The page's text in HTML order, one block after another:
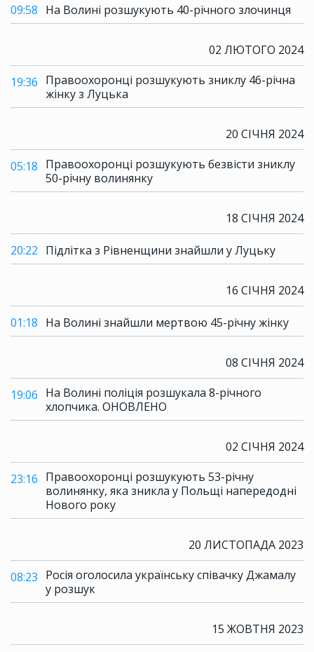
09:58 На Волині розшукують 40-річного злочинця
02 ЛЮТОГО 2024
19:36 Правоохоронці розшукують зниклу 46-річна
жінку з Луцька
20 СІЧНЯ 2024
05:18 Правоохоронці розшукують безвісти зниклу
50-річну волинянку
18 СІЧНЯ 2024
20:22 Підлітка з Рівненщини знайшли у Луцьку
16 СІЧНЯ 2024
01:18 На Волині знайшли мертвою 45-річну жінку
08 СІЧНЯ 2024
19:06 На Волині поліція розшукала 8-річного
хлопчика. ОНОВЛЕНО
02 СІЧНЯ 2024
23:16 Правоохоронці розшукують 53-річну
волинянку, яка зникла у Польщі напередодні
Нового року
20 ЛИСТОПАДА 2023
08:23 Росія оголосила українську співачку Джамалу
у розшук
15 ЖОВТНЯ 2023